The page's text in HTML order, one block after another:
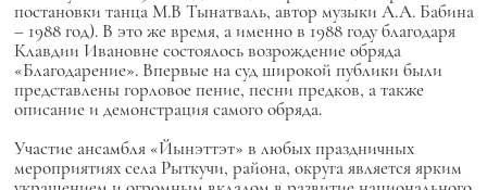
постановки танца М.В Тынатваль, автор музыки А.А. Бабина
– 1988 год). В это же время, а именно в 1988 году благодаря
Клавдии Ивановне состоялось возрождение обряда
«Благодарение». Впервые на суд широкой публики были
представлены горловое пение, песни предков, а также
описание и демонстрация самого обряда.
Участие ансамбля «Йынэттэт» в любых праздничных
мероприятиях села Рыткучи, района, округа является ярким